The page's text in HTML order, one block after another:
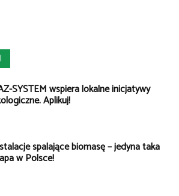
SYSTEM wspiera lokalne inicjatywy
Aplikuj!
spalające biomasę – jedyna taka
w Polsce!